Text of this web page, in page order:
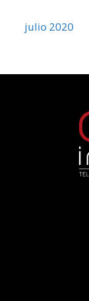
julio 2020